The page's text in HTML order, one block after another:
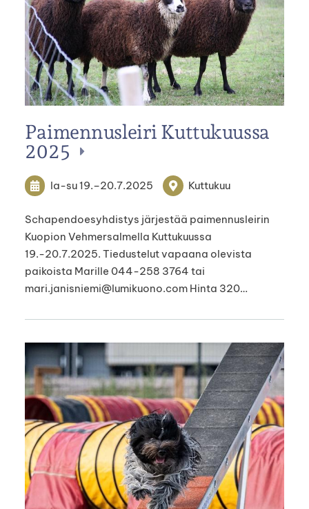
Paimennusleiri Kuttukuussa
2025
la-su19.–20.7.2025 Kuttukuu
Schapendoesyhdistys järjestää paimennusleirin
Kuopion Vehmersalmella Kuttukuussa
19.-20.7.2025. Tiedustelut vapaana olevista
paikoista Marille 044-258 3764 tai
mari.janisniemi@lumikuono.com Hinta 320…